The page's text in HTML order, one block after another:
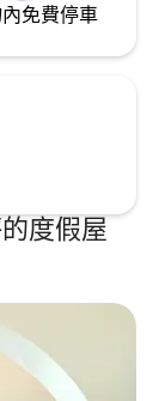
免費停車
度假屋